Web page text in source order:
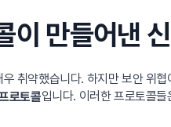
이 만들어낸
취약했습니다. 하지만 보안 위
로토콜입니다. 이러한 프로토콜